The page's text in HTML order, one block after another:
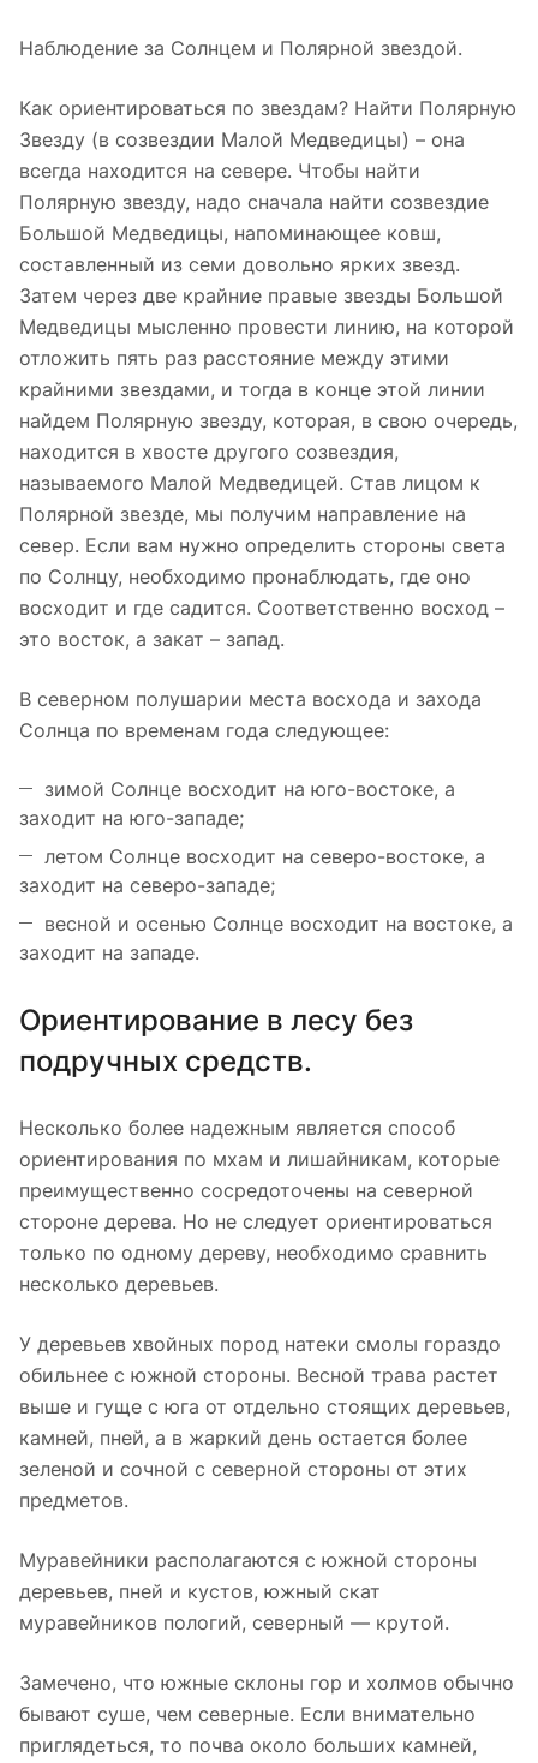
Наблюдение за Солнцем и Полярной звездой.
Как ориентироваться по звездам? Найти Полярную
Звезду (в созвездии Малой Медведицы) – она
всегда находится на севере. Чтобы найти
Полярную звезду, надо сначала найти созвездие
Большой Медведицы, напоминающее ковш,
составленный из семи довольно ярких звезд.
Затем через две крайние правые звезды Большой
Медведицы мысленно провести линию, на которой
отложить пять раз расстояние между этими
крайними звездами, и тогда в конце этой линии
найдем Полярную звезду, которая, в свою очередь,
находится в хвосте другого созвездия,
называемого Малой Медведицей. Став лицом к
Полярной звезде, мы получим направление на
север. Если вам нужно определить стороны света
по Солнцу, необходимо пронаблюдать, где оно
восходит и где садится. Соответственно восход –
это восток, а закат – запад.
В северном полушарии места восхода и захода
Солнца по временам года следующее:
зимой Солнце восходит на юго-востоке, а
заходит на юго-западе;
летом Солнце восходит на северо-востоке, а
заходит на северо-западе;
весной и осенью Солнце восходит на востоке, а
заходит на западе.
Ориентирование в лесу без
подручных средств.
Несколько более надежным является способ
ориентирования по мхам и лишайникам, которые
преимущественно сосредоточены на северной
стороне дерева. Но не следует ориентироваться
только по одному дереву, необходимо сравнить
несколько деревьев.
У деревьев хвойных пород натеки смолы гораздо
обильнее с южной стороны. Весной трава растет
выше и гуще с юга от отдельно стоящих деревьев,
камней, пней, а в жаркий день остается более
зеленой и сочной с северной стороны от этих
предметов.
Муравейники располагаются с южной стороны
деревьев, пней и кустов, южный скат
муравейников пологий, северный — крутой.
Замечено, что южные склоны гор и холмов обычно
бывают суше, чем северные. Если внимательно
приглядеться, то почва около больших камней,